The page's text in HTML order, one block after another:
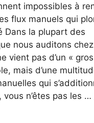
impossibles à
flux manuels qui
Dans la plupart des
nous auditons
vient pas d’un «
mais d’une
qui
vous n’êtes pas les …